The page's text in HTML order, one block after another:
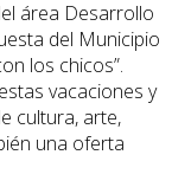
área Desarrollo
del Municipio
los chicos”.
vacaciones y
cultura, arte,
una oferta